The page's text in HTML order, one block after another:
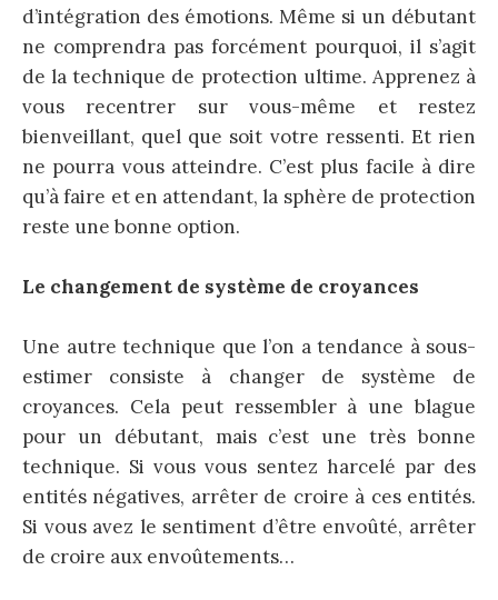
d’intégration des émotions. Même si un débutant
ne comprendra pas forcément pourquoi, il s’agit
de la technique de protection ultime. Apprenez à
vous recentrer sur vous-même et restez
bienveillant, quel que soit votre ressenti. Et rien
ne pourra vous atteindre. C’est plus facile à dire
qu’à faire et en attendant, la sphère de protection
reste une bonne option.
Le changement de système de croyances
Une autre technique que l’on a tendance à sous-
estimer consiste à changer de système de
croyances. Cela peut ressembler à une blague
pour un débutant, mais c’est une très bonne
technique. Si vous vous sentez harcelé par des
entités négatives, arrêter de croire à ces entités.
Si vous avez le sentiment d’être envoûté, arrêter
de croire aux envoûtements…